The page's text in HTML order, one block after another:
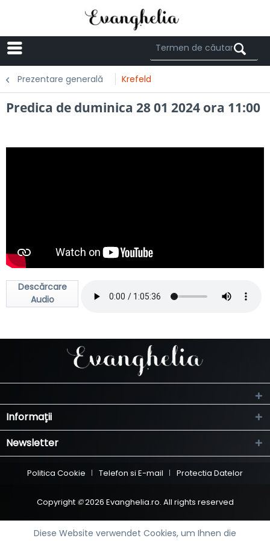
Prezentare generală Krefeld
Predica de duminica 28 01 2024 ora 11:00
Descărcare
Audio
Informații
Newsletter
Politica Cookie Telefon si E-mail Protectia Datelor
Copyright ©2026 Evanghelia.ro. All rights reserved
Diese Website verwendet Cookies, um Ihnen die